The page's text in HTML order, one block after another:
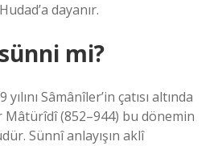
dayanır.
mi?
yılını Sâmânîler’in çatısı altında
(852–944) bu dönemin
Sünnî anlayışın aklî